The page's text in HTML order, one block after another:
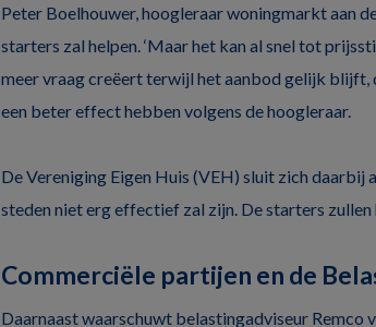
Peter Boelhouwer, hoogleraar woningmarkt aan
starters zal helpen. ‘Maar het kan al snel tot
meer vraag creëert terwijl het aanbod gelijk blijft,
een beter effect hebben volgens de hoogleraar.
De Vereniging Eigen Huis (VEH) sluit zich daarbij
steden niet erg effectief zal zijn. De starters
Commerciële partijen en de
Daarnaast waarschuwt belastingadviseur Remco